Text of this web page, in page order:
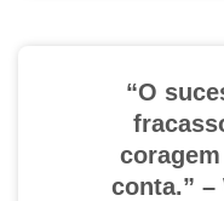
“O
conta.”